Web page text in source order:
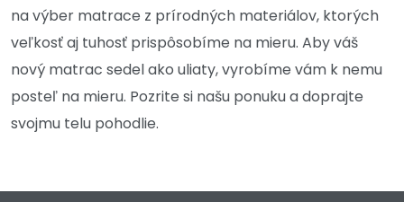
na výber matrace z prírodných materiálov, ktorých
veľkosť aj tuhosť prispôsobíme na mieru. Aby váš
nový matrac sedel ako uliaty, vyrobíme vám k nemu
posteľ na mieru. Pozrite si našu ponuku a doprajte
svojmu telu pohodlie.